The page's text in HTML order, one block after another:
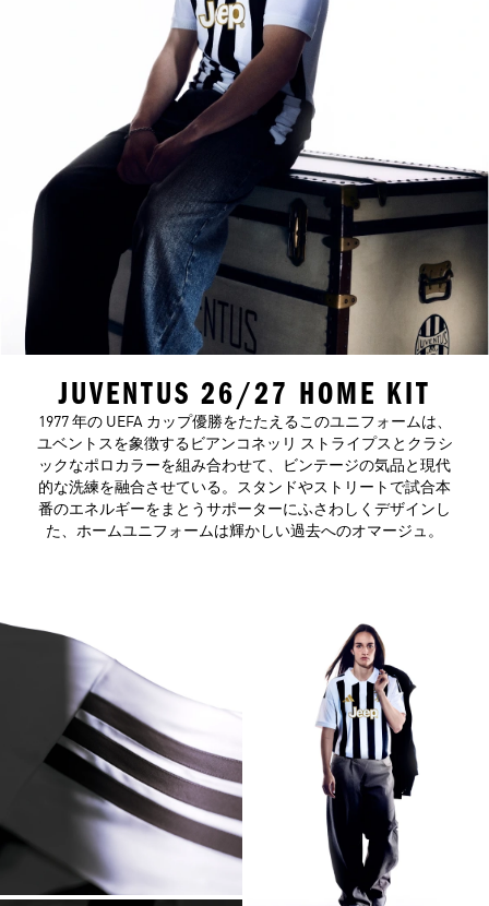
JUVENTUS 26/27 HOME KIT
1977 年の UEFA カップ優勝をたたえるこのユニフォームは、
ユベントスを象徴するビアンコネッリ ストライプスとクラシ
ックなポロカラーを組み合わせて、ビンテージの気品と現代
的な洗練を融合させている。スタンドやストリートで試合本
番のエネルギーをまとうサポーターにふさわしくデザインし
た、ホームユニフォームは輝かしい過去へのオマージュ。